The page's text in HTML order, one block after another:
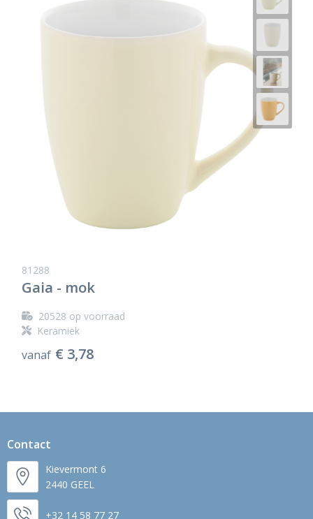
81288
Gaia - mok
20528 op voorraad
Keramiek
vanaf € 3,78
Contact
Kievermont 6
2440 GEEL
+32 14 58 77 27